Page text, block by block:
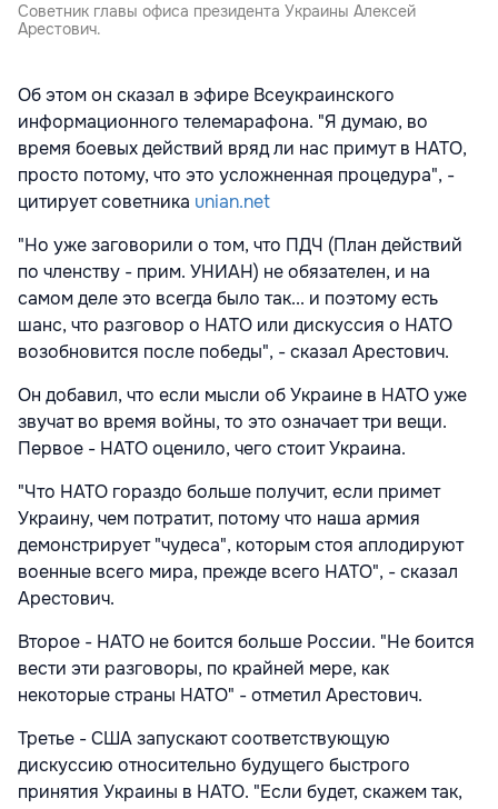
Советник главы офиса президента Украины Алексей
Арестович.
Об этом он сказал в эфире Всеукраинского
информационного телемарафона. "Я думаю, во
время боевых действий вряд ли нас примут в НАТО,
просто потому, что это усложненная процедура", -
цитирует советника unian.net
"Но уже заговорили о том, что ПДЧ (План действий
по членству - прим. УНИАН) не обязателен, и на
самом деле это всегда было так... и поэтому есть
шанс, что разговор о НАТО или дискуссия о НАТО
возобновится после победы", - сказал Арестович.
Он добавил, что если мысли об Украине в НАТО уже
звучат во время войны, то это означает три вещи.
Первое - НАТО оценило, чего стоит Украина.
"Что НАТО гораздо больше получит, если примет
Украину, чем потратит, потому что наша армия
демонстрирует "чудеса", которым стоя аплодируют
военные всего мира, прежде всего НАТО", - сказал
Арестович.
Второе - НАТО не боится больше России. "Не боится
вести эти разговоры, по крайней мере, как
некоторые страны НАТО" - отметил Арестович.
Третье - США запускают соответствующую
дискуссию относительно будущего быстрого
принятия Украины в НАТО. "Если будет, скажем так,